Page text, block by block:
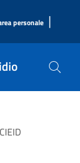
personale |